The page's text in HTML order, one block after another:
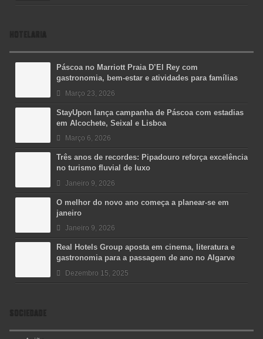
HOTELARIA
Páscoa no Marriott Praia D’El Rey com
gastronomia, bem-estar e atividades para famílias
Março 23, 2026
StayUpon lança campanha de Páscoa com estadias
em Alcochete, Seixal e Lisboa
Março 6, 2026
Três anos de recordes: Pipadouro reforça excelência
no turismo fluvial de luxo
Janeiro 9, 2026
O melhor do novo ano começa a planear-se em
janeiro
Janeiro 9, 2026
Real Hotels Group aposta em cinema, literatura e
gastronomia para a passagem de ano no Algarve
Dezembro 15, 2025
SOCIEDADE